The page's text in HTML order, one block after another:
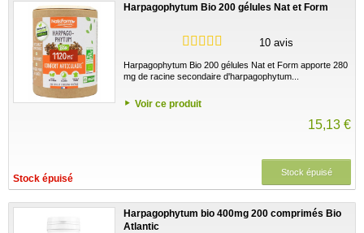
Harpagophytum Bio 200 gélules Nat et Form
10 avis
Harpagophytum Bio 200 gélules Nat et Form apporte 280
mg de racine secondaire d'harpagophytum...
Voir ce produit
15,13 €
Stock épuisé
Stock épuisé
Harpagophytum bio 400mg 200 comprimés Bio
Atlantic